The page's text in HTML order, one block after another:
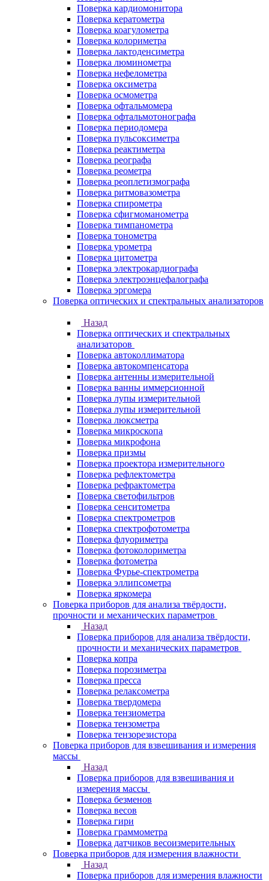
Поверка кардиомонитора
Поверка кератометра
Поверка коагулометра
Поверка колориметра
Поверка лактоденсиметра
Поверка люминометра
Поверка нефелометра
Поверка оксиметра
Поверка осмометра
Поверка офтальмомера
Поверка офтальмотонографа
Поверка периодомера
Поверка пульсоксиметра
Поверка реактиметра
Поверка реографа
Поверка реометра
Поверка реоплетизмографа
Поверка ритмовазометра
Поверка спирометра
Поверка сфигмоманометра
Поверка тимпанометра
Поверка тонометра
Поверка урометра
Поверка цитометра
Поверка электрокардиографа
Поверка электроэнцефалографа
Поверка эргомера
Поверка оптических и спектральных анализаторов
Назад
Поверка оптических и спектральных
анализаторов
Поверка автоколлиматора
Поверка автокомпенсатора
Поверка антенны измерительной
Поверка ванны иммерсионной
Поверка лупы измерительной
Поверка лупы измерительной
Поверка люксметра
Поверка микроскопа
Поверка микрофона
Поверка призмы
Поверка проектора измерительного
Поверка рефлектометра
Поверка рефрактометра
Поверка светофильтров
Поверка сенситометра
Поверка спектрометров
Поверка спектрофотометра
Поверка флуориметра
Поверка фотоколориметра
Поверка фотометра
Поверка Фурье-спектрометра
Поверка эллипсометра
Поверка яркомера
Поверка приборов для анализа твёрдости,
прочности и механических параметров
Назад
Поверка приборов для анализа твёрдости,
прочности и механических параметров
Поверка копра
Поверка порозиметра
Поверка пресса
Поверка релаксометра
Поверка твердомера
Поверка тензиометра
Поверка тензометра
Поверка тензорезистора
Поверка приборов для взвешивания и измерения
массы
Назад
Поверка приборов для взвешивания и
измерения массы
Поверка безменов
Поверка весов
Поверка гири
Поверка граммометра
Поверка датчиков весоизмерительных
Поверка приборов для измерения влажности
Назад
Поверка приборов для измерения влажности